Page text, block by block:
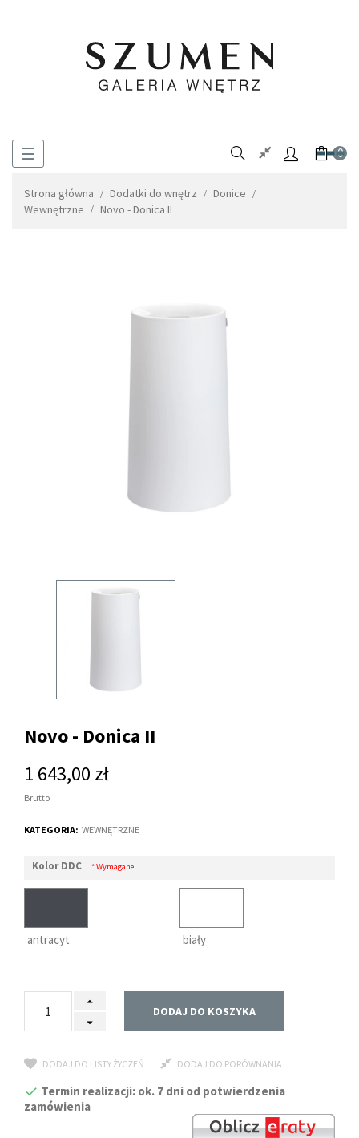
Toggle
☰ 0
Strona główna Dodatki do wnętrz
Donice
Wewnętrzne
Novo - Donica II
Novo - Donica II
1 643,00 zł
Brutto
KATEGORIA: WEWNĘTRZNE
Kolor DDC * Wymagane
antracyt biały
DODAJ DO KOSZYKA
DODAJ DO LISTY ŻYCZEŃ DODAJ DO PORÓWNANIA
Termin realizacji: ok. 7 dni od potwierdzenia
zamówienia